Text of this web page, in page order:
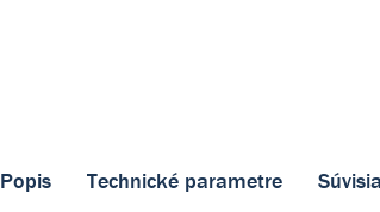
Popis Technické parametre